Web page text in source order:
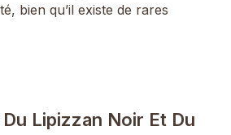
bien qu’il existe de rares
Lipizzan Noir Et Du